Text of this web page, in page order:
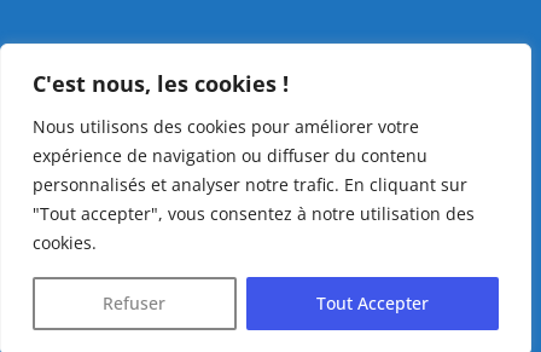
C'est nous, les cookies !
Nous utilisons des cookies pour améliorer votre
expérience de navigation ou diffuser du contenu
personnalisés et analyser notre trafic. En cliquant sur
"Tout accepter", vous consentez à notre utilisation des
cookies.
Refuser Tout Accepter